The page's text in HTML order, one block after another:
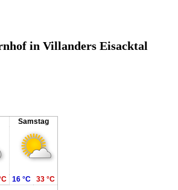
in Villanders Eisacktal
Samstag
16 °C 33 °C